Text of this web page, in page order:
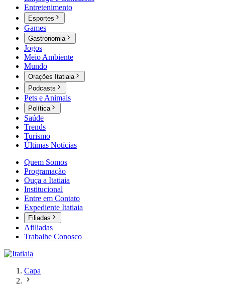
Entretenimento
Esportes
Games
Gastronomia
Jogos
Meio Ambiente
Mundo
Orações Itatiaia
Podcasts
Pets e Animais
Política
Saúde
Trends
Turismo
Últimas Notícias
Quem Somos
Programação
Ouça a Itatiaia
Institucional
Entre em Contato
Expediente Itatiaia
Filiadas
Afiliadas
Trabalhe Conosco
Capa